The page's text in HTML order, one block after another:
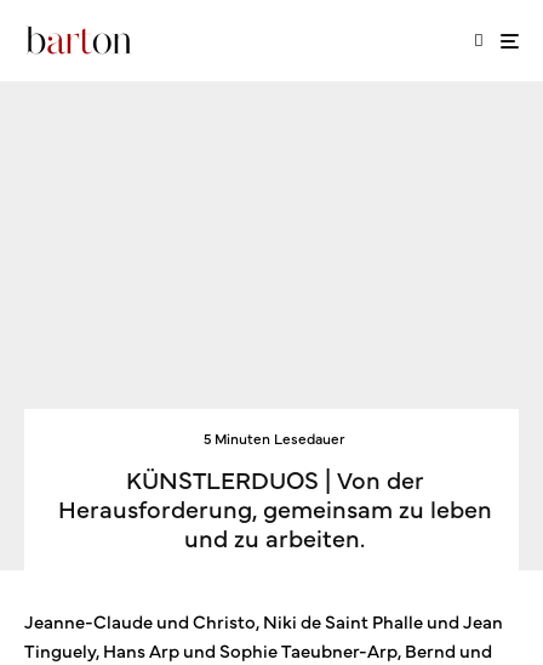
5 Minuten Lesedauer
KÜNSTLERDUOS | Von der
Herausforderung, gemeinsam zu leben
und zu arbeiten.
Jeanne-Claude und Christo, Niki de Saint Phalle und Jean
Tinguely, Hans Arp und Sophie Taeubner-Arp, Bernd und